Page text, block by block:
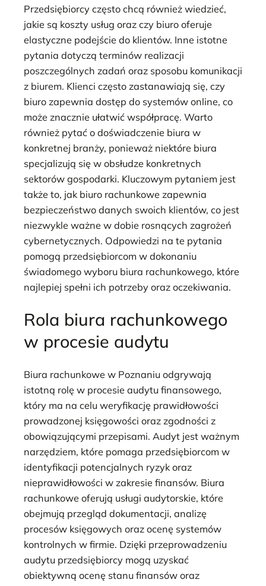
Przedsiębiorcy często chcą również wiedzieć,
jakie są koszty usług oraz czy biuro oferuje
elastyczne podejście do klientów. Inne istotne
pytania dotyczą terminów realizacji
poszczególnych zadań oraz sposobu komunikacji
z biurem. Klienci często zastanawiają się, czy
biuro zapewnia dostęp do systemów online, co
może znacznie ułatwić współpracę. Warto
również pytać o doświadczenie biura w
konkretnej branży, ponieważ niektóre biura
specjalizują się w obsłudze konkretnych
sektorów gospodarki. Kluczowym pytaniem jest
także to, jak biuro rachunkowe zapewnia
bezpieczeństwo danych swoich klientów, co jest
niezwykle ważne w dobie rosnących zagrożeń
cybernetycznych. Odpowiedzi na te pytania
pomogą przedsiębiorcom w dokonaniu
świadomego wyboru biura rachunkowego, które
najlepiej spełni ich potrzeby oraz oczekiwania.
Rola biura rachunkowego
w procesie audytu
Biura rachunkowe w Poznaniu odgrywają
istotną rolę w procesie audytu finansowego,
który ma na celu weryfikację prawidłowości
prowadzonej księgowości oraz zgodności z
obowiązującymi przepisami. Audyt jest ważnym
narzędziem, które pomaga przedsiębiorcom w
identyfikacji potencjalnych ryzyk oraz
nieprawidłowości w zakresie finansów. Biura
rachunkowe oferują usługi audytorskie, które
obejmują przegląd dokumentacji, analizę
procesów księgowych oraz ocenę systemów
kontrolnych w firmie. Dzięki przeprowadzeniu
audytu przedsiębiorcy mogą uzyskać
obiektywną ocenę stanu finansów oraz